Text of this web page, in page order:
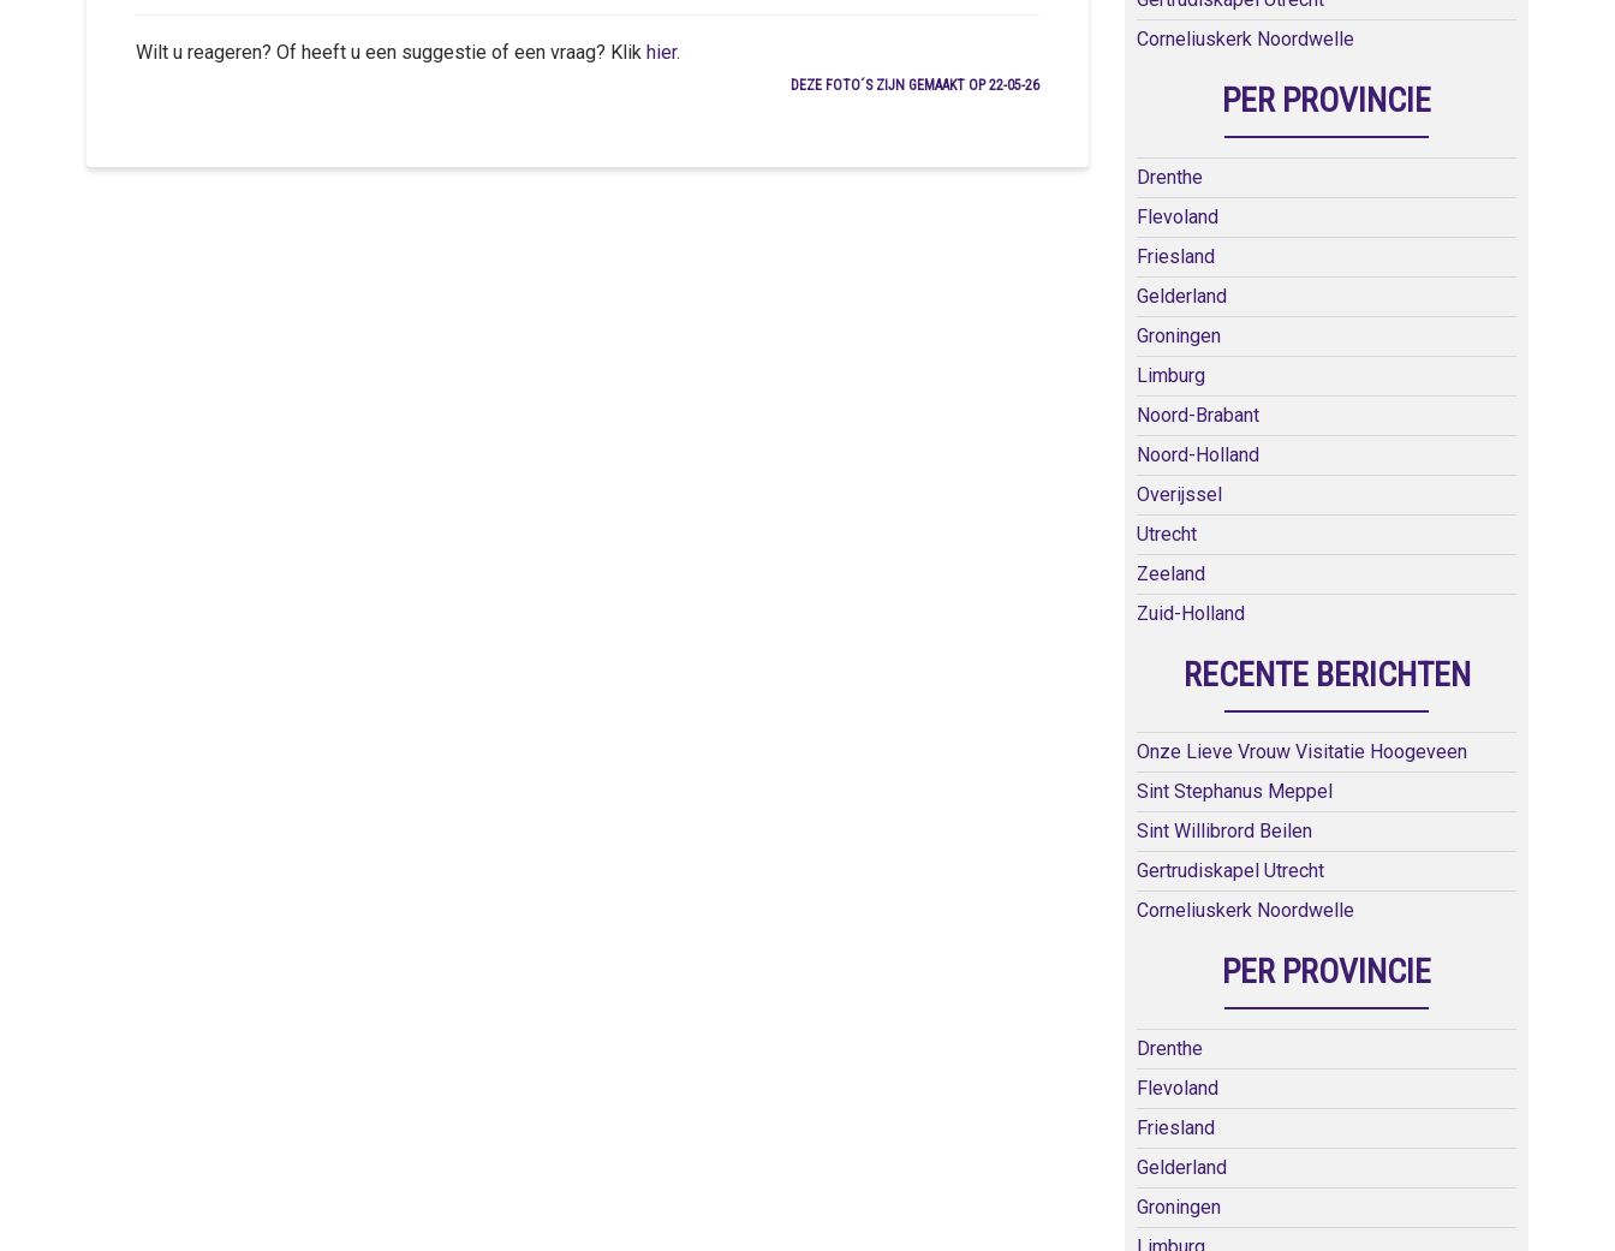
Wilt u reageren? Of heeft u een suggestie of een vraag? Klik hier.
DEZE FOTO´S ZIJN GEMAAKT OP 22-05-26
Corneliuskerk Noordwelle
PER PROVINCIE
Drenthe
Flevoland
Friesland
Gelderland
Groningen
Limburg
Noord-Brabant
Noord-Holland
Overijssel
Utrecht
Zeeland
Zuid-Holland
RECENTE BERICHTEN
Onze Lieve Vrouw Visitatie Hoogeveen
Sint Stephanus Meppel
Sint Willibrord Beilen
Gertrudiskapel Utrecht
Corneliuskerk Noordwelle
PER PROVINCIE
Drenthe
Flevoland
Friesland
Gelderland
Groningen